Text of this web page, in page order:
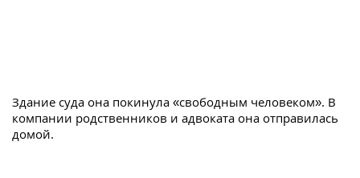
Здание суда она покинула «свободным человеком». В
компании родственников и адвоката она отправилась
домой.